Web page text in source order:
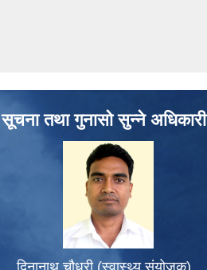
सूचना तथा गुनासो सुन्ने अधिकारी
दिनानाथ चौधरी (स्वास्थ्य संयोजक)